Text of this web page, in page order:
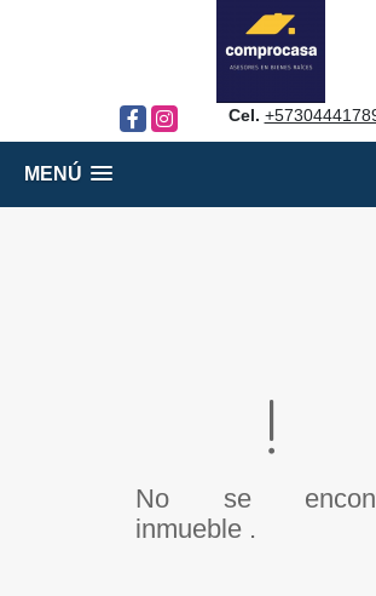
FacebookInstagram Cel.
MENÚ
No se
inmueble .